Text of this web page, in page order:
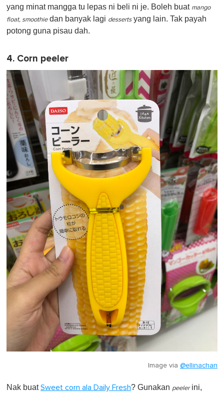
yang minat mangga tu lepas ni beli ni je. Boleh buat mango
float, smoothiedan banyak lagi dessertsyang lain. Tak payah
potong guna pisau dah.
4. Corn peeler
Image via @ellinachan
Nak buatSweet corn ala Daily Fresh? Gunakan peelerini,